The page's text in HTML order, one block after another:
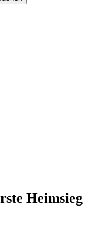
Heimsieg